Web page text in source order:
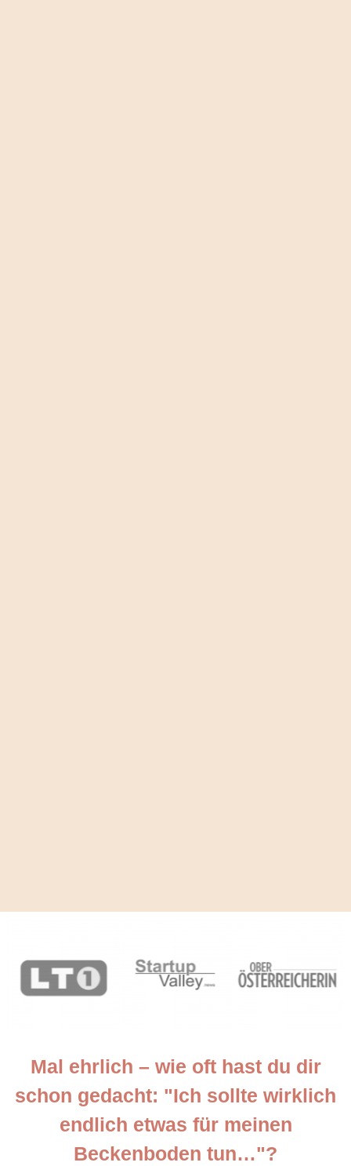
Mal ehrlich – wie oft hast du dir
schon gedacht: "Ich sollte wirklich
endlich etwas für meinen
Beckenboden tun…"?